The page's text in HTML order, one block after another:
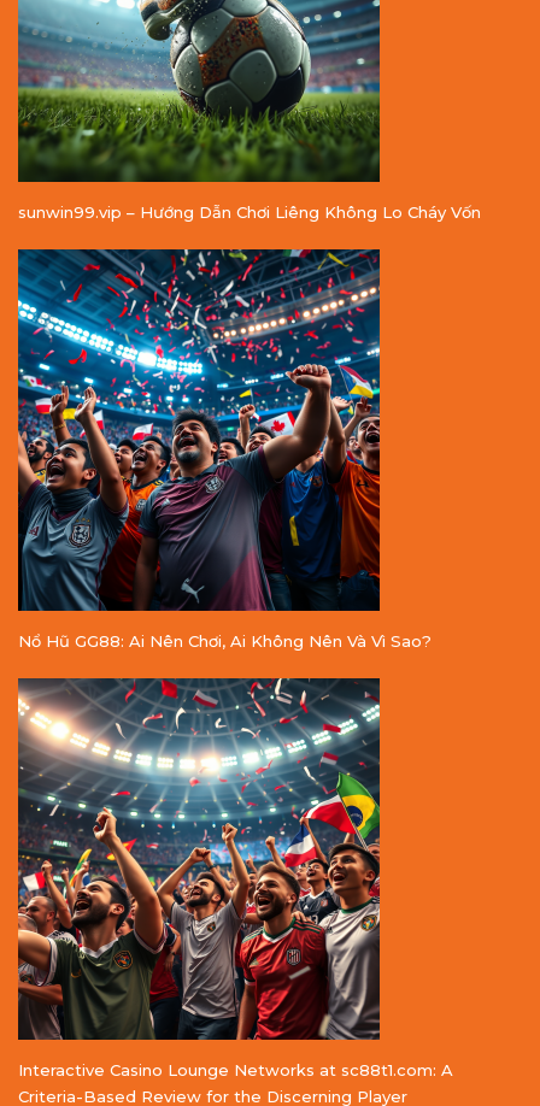
sunwin99.vip – Hướng Dẫn Chơi Liêng Không Lo Cháy Vốn
Nổ Hũ GG88: Ai Nên Chơi, Ai Không Nên Và Vì Sao?
Interactive Casino Lounge Networks at sc88t1.com: A
Criteria-Based Review for the Discerning Player